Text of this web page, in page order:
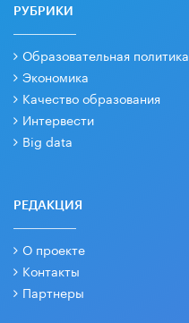
РУБРИКИ
Образовательная политика
Экономика
Качество образования
Интервести
Big data
РЕДАКЦИЯ
О проекте
Контакты
Партнеры